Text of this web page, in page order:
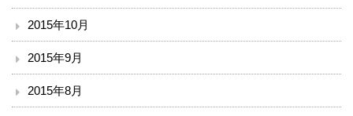
2015年10月
2015年9月
2015年8月